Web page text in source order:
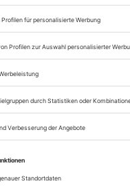
Theater heute